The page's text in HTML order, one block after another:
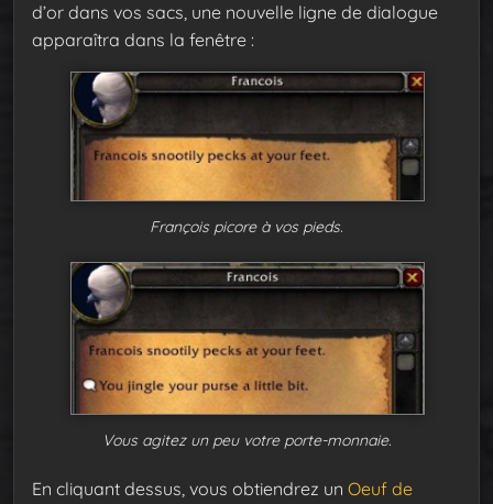
d’or dans vos sacs, une nouvelle ligne de dialogue
apparaîtra dans la fenêtre :
François picore à vos pieds.
Vous agitez un peu votre porte-monnaie.
En cliquant dessus, vous obtiendrez un Oeuf de